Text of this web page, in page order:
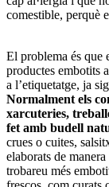
comestible, perquè
El problema és que
productes embotits
a l’etiquetatge, ja
Normalment els
xarcuteries,
fet amb budell
crues o cuites,
elaborats de
trobareu més